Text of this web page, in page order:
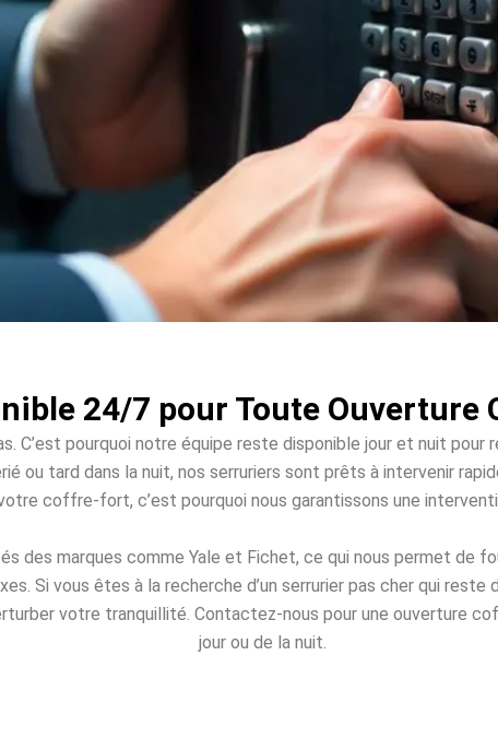
24/7 pour Toute
C’est pourquoi notre équipe reste disponible jour et nuit
ou tard dans la nuit, nos serruriers sont prêts à intervenir
coffre-fort, c’est pourquoi nous garantissons une
des marques comme Yale et Fichet, ce qui nous permet de
Si vous êtes à la recherche d’un serrurier pas cher qui
votre tranquillité. Contactez-nous pour une ouverture
jour ou de la nuit.